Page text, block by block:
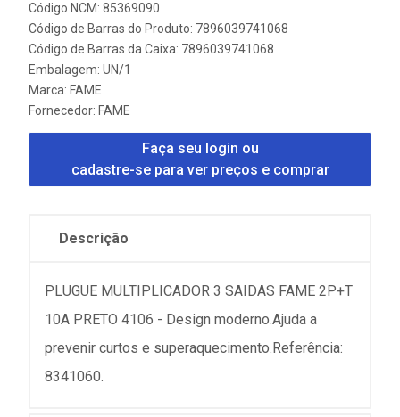
Código NCM: 85369090
Código de Barras do Produto: 7896039741068
Código de Barras da Caixa: 7896039741068
Embalagem: UN/1
Marca: FAME
Fornecedor: FAME
Faça seu login ou
cadastre-se para ver preços e comprar
Descrição
PLUGUE MULTIPLICADOR 3 SAIDAS FAME 2P+T
10A PRETO 4106 - Design moderno.Ajuda a
prevenir curtos e superaquecimento.Referência:
8341060.